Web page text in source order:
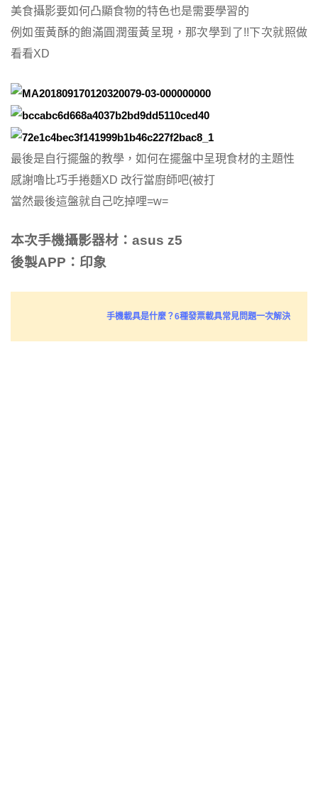
美食攝影要如何凸顯食物的特色也是需要學習的
例如蛋黃酥的飽滿圓潤蛋黃呈現，那次學到了!!下次就照做
看看XD
最後是自行擺盤的教學，如何在擺盤中呈現食材的主題性
感謝嚕比巧手捲麵XD 改行當廚師吧(被打
當然最後這盤就自己吃掉哩=w=
本次手機攝影器材：asus z5
後製APP：印象
手機載具是什麼？6種發票載具常見問題一次解決